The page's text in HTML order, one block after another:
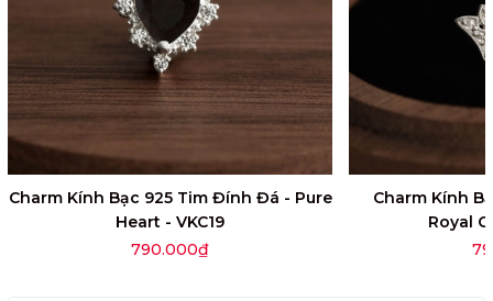
Charm Kính Bạc 925 Tim Đính Đá - Pure
Heart - VKC19
790.000₫
Charm Kính
Royal